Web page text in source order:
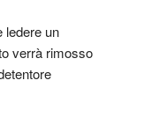
ledere un
verrà rimosso